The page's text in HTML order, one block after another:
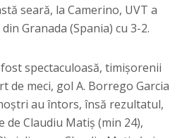
seară, la Camerino, UVT a
Granada (Spania) cu 3-2.
spectaculoasă, timișorenii
de meci, gol A. Borrego Garcia
au întors, însă rezultatul,
de Claudiu Matiș (min 24),